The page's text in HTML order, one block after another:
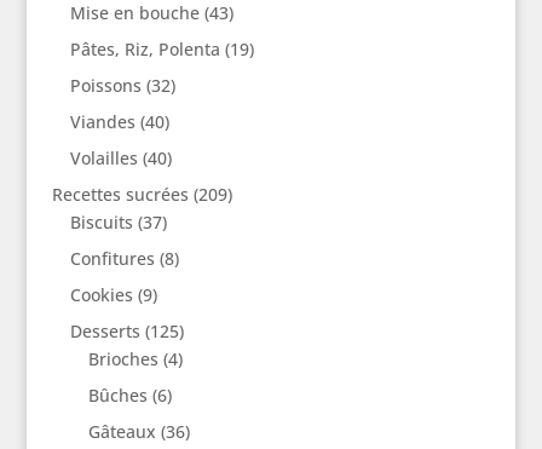
Mise en bouche(43)
Pâtes, Riz, Polenta (19)
Poissons (32)
Viandes (40)
Volailles (40)
Recettes sucrées (209)
Biscuits (37)
Confitures (8)
Cookies (9)
Desserts (125)
Brioches (4)
Bûches (6)
Gâteaux (36)